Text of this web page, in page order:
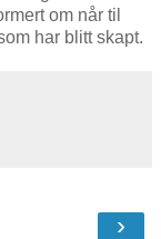
om når til
har blitt skapt.
›